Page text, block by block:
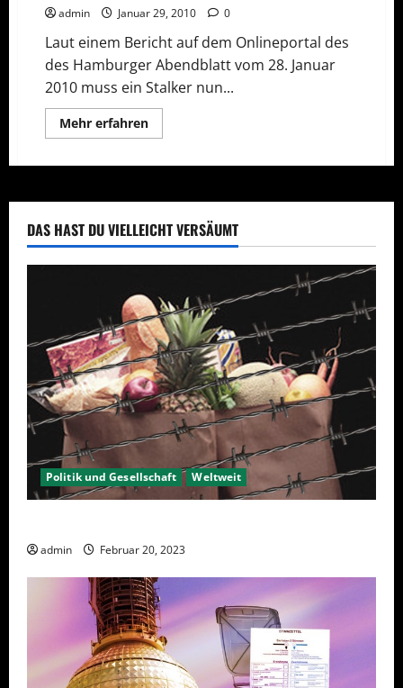
admin Januar 29, 2010 0
Laut einem Bericht auf dem Onlineportal des
des Hamburger Abendblatt vom 28. Januar
2010 muss ein Stalker nun...
Mehr erfahrenMehr
Informationen
verurteilt
DAS HAST DU VIELLEICHT VERSÄUMT
Politik und Gesellschaft Weltweit
admin Februar 20, 2023